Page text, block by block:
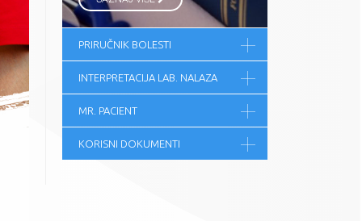
PRIRUČNIK BOLESTI
INTERPRETACIJA LAB. NALAZA
MR. PACIENT
KORISNI DOKUMENTI